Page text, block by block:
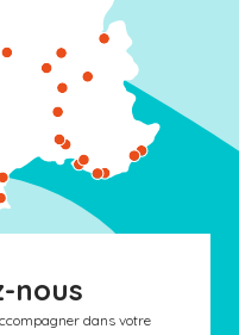
nous
dans votre